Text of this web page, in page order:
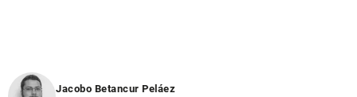
Jacobo Betancur Peláez